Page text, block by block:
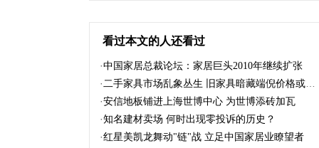
看过本文的人还看过
·中国家居总裁论坛：家居巨头2010年继续扩张
·二手家具市场乱象丛生 旧家具暗藏端倪价格或飙升
·安信地板铺进上海世博中心 为世博添砖加瓦
·知名建材卖场 何时出现零投诉的历史？
·红星美凯龙舞动"链"战 立足中国家居业瞭望者